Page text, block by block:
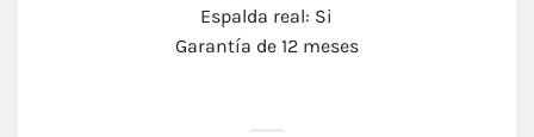
Espalda real: Si
Garantía de 12 meses